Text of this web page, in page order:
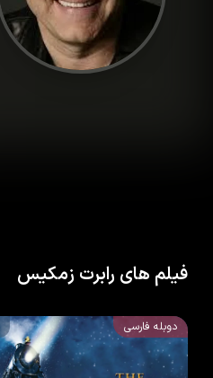
فیلم های رابرت زمکیس
دوبله فارسی